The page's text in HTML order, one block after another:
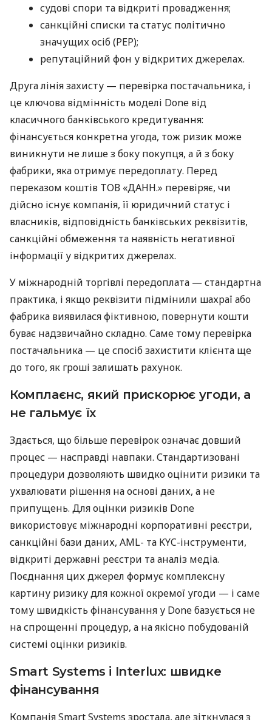
судові спори та відкриті провадження;
санкційні списки та статус політично
значущих осіб (PEP);
репутаційний фон у відкритих джерелах.
Друга лінія захисту — перевірка постачальника, і
це ключова відмінність моделі Done від
класичного банківського кредитування:
фінансується конкретна угода, тож ризик може
виникнути не лише з боку покупця, а й з боку
фабрики, яка отримує передоплату. Перед
переказом коштів ТОВ «ДАНН.» перевіряє, чи
дійсно існує компанія, її юридичний статус і
власників, відповідність банківських реквізитів,
санкційні обмеження та наявність негативної
інформації у відкритих джерелах.
У міжнародній торгівлі передоплата — стандартна
практика, і якщо реквізити підмінили шахраї або
фабрика виявилася фіктивною, повернути кошти
буває надзвичайно складно. Саме тому перевірка
постачальника — це спосіб захистити клієнта ще
до того, як гроші залишать рахунок.
Комплаєнс, який прискорює угоди, а
не гальмує їх
Здається, що більше перевірок означає довший
процес — насправді навпаки. Стандартизовані
процедури дозволяють швидко оцінити ризики та
ухвалювати рішення на основі даних, а не
припущень. Для оцінки ризиків Done
використовує міжнародні корпоративні реєстри,
санкційні бази даних, AML- та KYC-інструменти,
відкриті державні реєстри та аналіз медіа.
Поєднання цих джерел формує комплексну
картину ризику для кожної окремої угоди — і саме
тому швидкість фінансування у Done базується не
на спрощенні процедур, а на якісно побудованій
системі оцінки ризиків.
Smart Systems і Interlux: швидке
фінансування
Компанія Smart Systems зростала, але зіткнулася з